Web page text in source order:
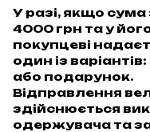
У разі, якщо
4000 грн та у
покупцеві
один із
або подарунок.
Відправлення
здійснюється
одержувача та